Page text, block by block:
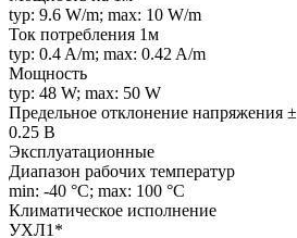
typ: 9.6 W/m; max: 10 W/m
Ток потребления 1м
typ: 0.4 A/m; max: 0.42 A/m
Мощность
typ: 48 W; max: 50 W
Предельное отклонение напряжения ±
0.25 В
Эксплуатационные
Диапазон рабочих температур
min: -40 °C; max: 100 °C
Климатическое исполнение
УХЛ1*